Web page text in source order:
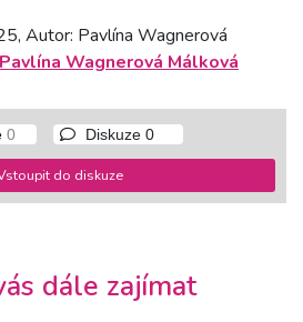
Autor: Pavlína Wagnerová
Pavlína Wagnerová Málková
Diskuze 0
do diskuze
dále zajímat